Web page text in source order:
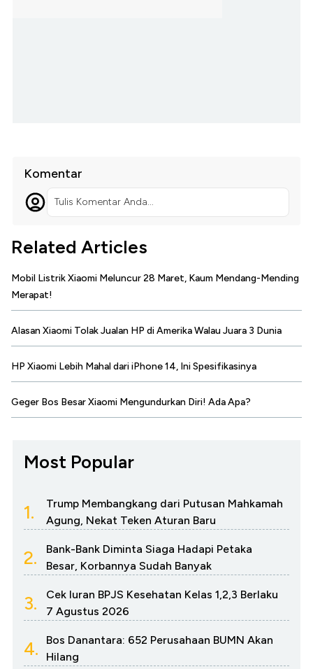
Komentar
Tulis Komentar Anda...
Related Articles
Mobil Listrik Xiaomi Meluncur 28 Maret, Kaum Mendang-Mending
Merapat!
Alasan Xiaomi Tolak Jualan HP di Amerika Walau Juara 3 Dunia
HP Xiaomi Lebih Mahal dari iPhone 14, Ini Spesifikasinya
Geger Bos Besar Xiaomi Mengundurkan Diri! Ada Apa?
Most Popular
1.
Trump Membangkang dari Putusan Mahkamah
Agung, Nekat Teken Aturan Baru
2.
Bank-Bank Diminta Siaga Hadapi Petaka
Besar, Korbannya Sudah Banyak
3.
Cek Iuran BPJS Kesehatan Kelas 1,2,3 Berlaku
7 Agustus 2026
4.
Bos Danantara: 652 Perusahaan BUMN Akan
Hilang